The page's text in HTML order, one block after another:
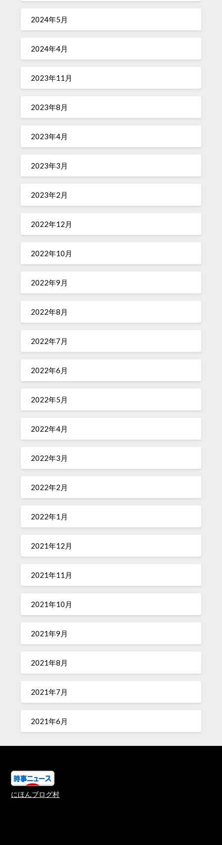
2024年5月
2024年4月
2023年11月
2023年8月
2023年4月
2023年3月
2023年2月
2022年12月
2022年10月
2022年9月
2022年8月
2022年7月
2022年6月
2022年5月
2022年4月
2022年3月
2022年2月
2022年1月
2021年12月
2021年11月
2021年10月
2021年9月
2021年8月
2021年7月
2021年6月
にほんブログ村